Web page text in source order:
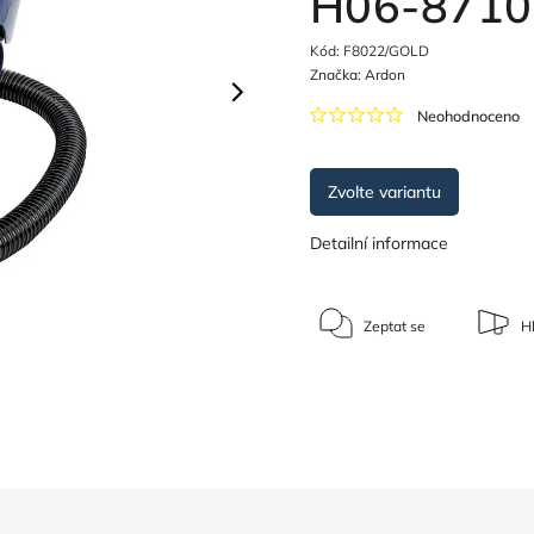
Kód: F8022/GOLD
Neohodnoceno
Značka: Ardon
Zvolte variantu
Detailní informace
Zeptat se